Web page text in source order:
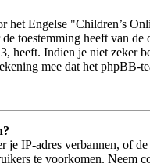
het Engelse "Children’s
toestemming heeft van
heeft. Indien je niet zeker
mee dat het phpBB-
je IP-adres verbannen, of
te voorkomen. Neem